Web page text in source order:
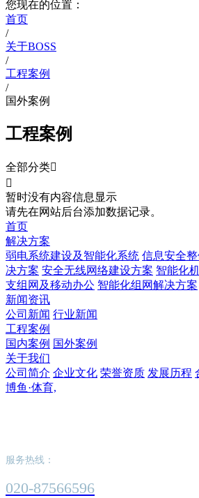
您现在的位置：
首页
/
关于BOSS
/
工程案例
/
国外案例
工程案例
全部分类

暂时没有内容信息显示
请先在网站后台添加数据记录。
首页
解决方案
弱电系统建设及智能化系统 信息安全
决方案 安全无线网络建设方案 智能化
支组网及移动办公 智能化组网解决方案
新闻资讯
公司新闻 行业新闻
工程案例
国内案例 国外案例
关于我们
公司简介 企业文化 荣誉资质 发展历程
博鱼·体育,
服务热线：
020-87566596